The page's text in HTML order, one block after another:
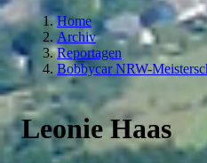
Home
Archiv
Reportagen
Bobbycar NRW-
Leonie Haas